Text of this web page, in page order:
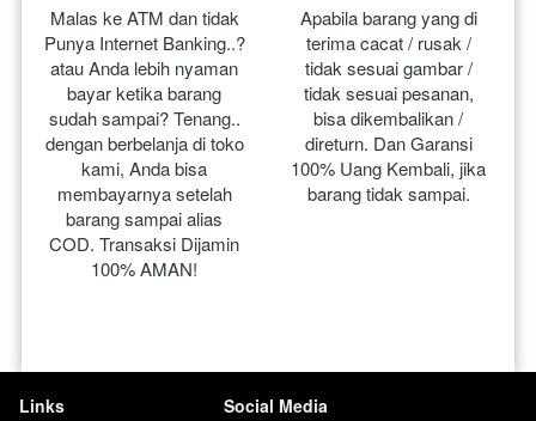
Malas ke ATM dan tidak
Punya Internet Banking..?
atau Anda lebih nyaman
bayar ketika barang
sudah sampai? Tenang..
dengan berbelanja di toko
kami, Anda bisa
membayarnya setelah
barang sampai alias
COD. Transaksi Dijamin
100% AMAN!
Apabila barang yang di
terima cacat / rusak /
tidak sesuai gambar /
tidak sesuai pesanan,
bisa dikembalikan /
direturn. Dan Garansi
100% Uang Kembali, jika
barang tidak sampai.
Links Social Media